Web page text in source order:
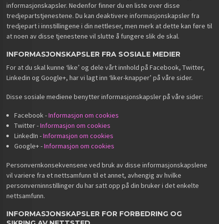
informasjonskapsler. Nedenfor finner du en liste over disse
tredjepartstjenestene. Du kan deaktivere informasjonskapsler fra
tredjepart i innstillingene i din nettleser, men merk at dette kan føre til
at noen av disse tjenestene vil slutte å fungere slik de skal.
INFORMASJONSKAPSLER FRA SOSIALE MEDIER
For at du skal kunne ‘like’ og dele vårt innhold på Facebook, Twitter,
Linkedin og Google+, har vi lagt inn ‘liker-knapper’ på våre sider.
Disse sosiale mediene benytter informasjonskapsler på våre sider:
Facebook -Informasjon om cookies
Twitter -Informasjon om cookies
LinkedIn -Informasjon om cookies
Google+ -Informasjon om cookies
Personvernkonsekvensene ved bruk av disse informasjonskapslene
vil variere fra et nettsamfunn til et annet, avhengig av hvilke
personverninnstillinger du har satt opp på din bruker i det enkelte
nettsamfunn.
INFORMASJONSKAPSLER FOR FORBEDRING OG